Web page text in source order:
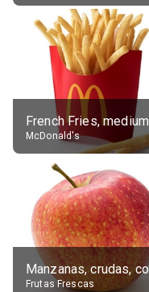
French Fries, medium
McDonald's
Frutas Frescas